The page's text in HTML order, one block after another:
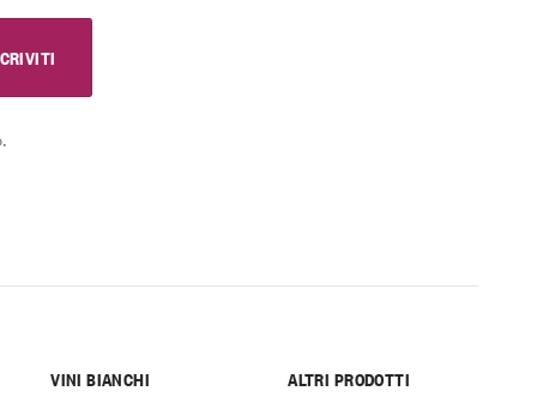
VINI BIANCHI
ALTRI PRODOTTI